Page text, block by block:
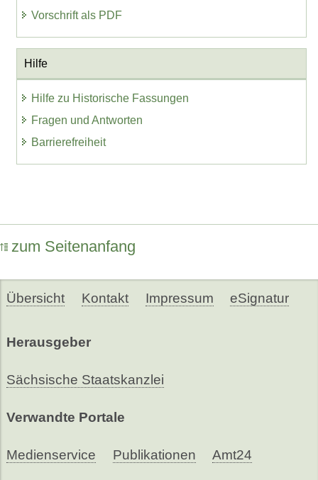
Vorschrift als PDF
Hilfe
Hilfe zu Historische Fassungen
Fragen und Antworten
Barrierefreiheit
zum Seitenanfang
Übersicht Kontakt Impressum eSignatur
Herausgeber
Sächsische Staatskanzlei
Verwandte Portale
Medienservice Publikationen Amt24